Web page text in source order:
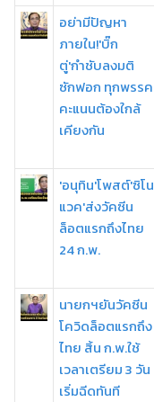
อย่ามีปัญหา
ภายใน!'บิ๊ก
ตู่'กำชับลงมติ
ซักฟอก ทุกพรรค
คะแนนต้องใกล้
เคียงกัน
'อนุทิน'โพสต์'ซิโน
แวค'ส่งวัคซีน
ล็อตแรกถึงไทย
24 ก.พ.
นายกฯยันวัคซีน
โควิดล็อตแรกถึง
ไทย สิ้น ก.พ.ใช้
เวลาเตรียม 3 วัน
เริ่มฉีดทันที